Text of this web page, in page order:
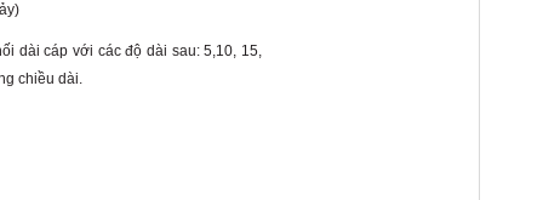
dài cáp với các độ dài sau: 5,10, 15,
chiều dài.